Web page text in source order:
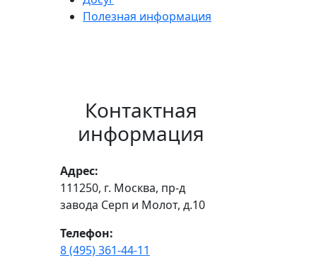
Полезная информация
Контактная
информация
Адрес:
111250, г. Москва, пр-д
завода Серп и Молот, д.10
Телефон:
8 (495) 361-44-11